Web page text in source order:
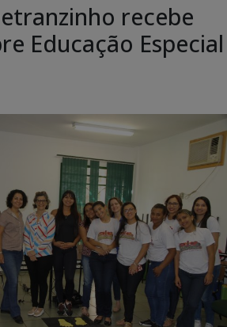
recebe
Educação Especial